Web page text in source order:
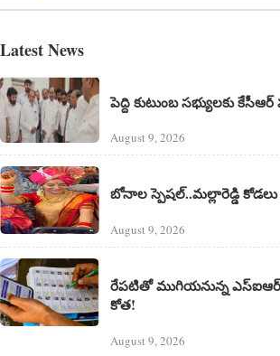
Latest News
పెద్ది కుటుంబ సభ్యులకు
August 9, 2026
బోనాల స్పెషల్..మల్లారెడ్డి
August 9, 2026
రేపటితో ముగియనున్న ఎస్‌ఐఆర్
కోత!
August 9, 2026